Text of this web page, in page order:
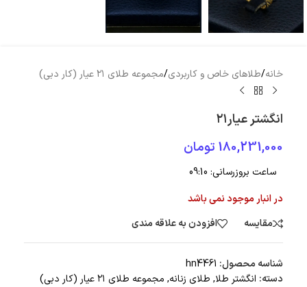
خانه/طلاهای خاص و کاربردی/مجموعه طلای ۲۱ عیار (کار دبی)
انگشتر عیار۲۱
180,231,000 تومان
ساعت بروزرسانی: 09:10
در انبار موجود نمی باشد
مقایسه
افزودن به علاقه مندی
شناسه محصول: hn4461
دسته: انگشتر طلا, طلای زنانه, مجموعه طلای ۲۱ عیار (کار دبی)